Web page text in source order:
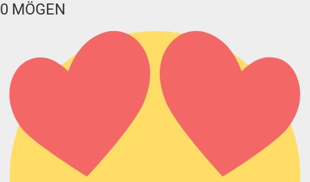
0 MÖGEN